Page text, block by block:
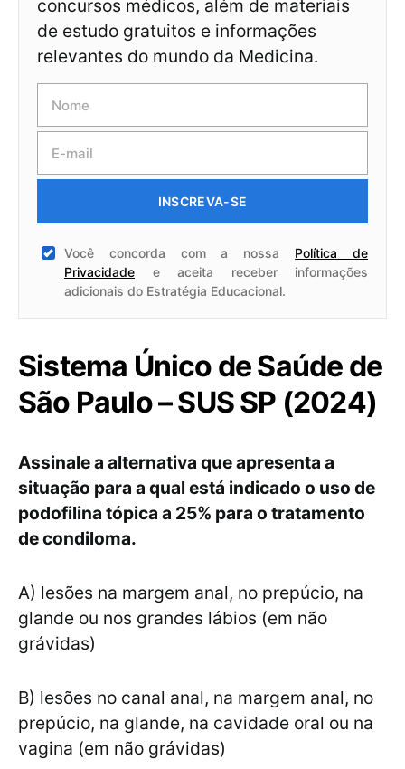
concursos médicos, além de materiais
de estudo gratuitos e informações
relevantes do mundo da Medicina.
INSCREVA-SE
Você concorda com a nossa Política de
Privacidade e aceita receber informações
adicionais do Estratégia Educacional.
Sistema Único de Saúde de
São Paulo – SUS SP (2024)
Assinale a alternativa que apresenta a
situação para a qual está indicado o uso de
podofilina tópica a 25% para o tratamento
de condiloma.
A) lesões na margem anal, no prepúcio, na
glande ou nos grandes lábios (em não
grávidas)
B) lesões no canal anal, na margem anal, no
prepúcio, na glande, na cavidade oral ou na
vagina (em não grávidas)